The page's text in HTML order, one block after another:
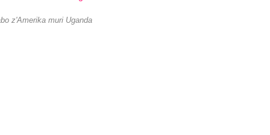
z'Amerika muri Uganda